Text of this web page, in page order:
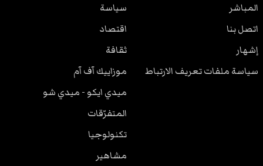
المباشر
اتصل بنا
إشهار
سياسة ملفات تعريف الارتباط
سياسة
اقتصاد
ثقافة
موزاييك آف آم
ميدي ايكو - ميدي شو
المتفرّقات
تكنولوجيا
مشاهير